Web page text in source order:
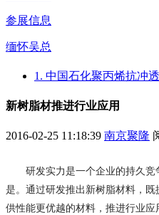
参展信息
缅怀吴总
1. 中国石化聚丙烯抗冲
新树脂材推进行业应用
2016-02-25 11:18:39 南京聚隆
研发实力是一个企业的持久
是。通过研发推出新树脂材料，
供性能更优越的材料，推进行业应